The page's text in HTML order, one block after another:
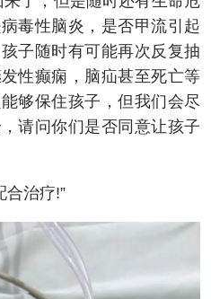
毒性脑炎，是否甲流引起
子随时有可能再次反复抽
性癫痫，脑疝甚至死亡等
够保住孩子，但我们会尽
请问你们是否同意让孩子
治疗!”